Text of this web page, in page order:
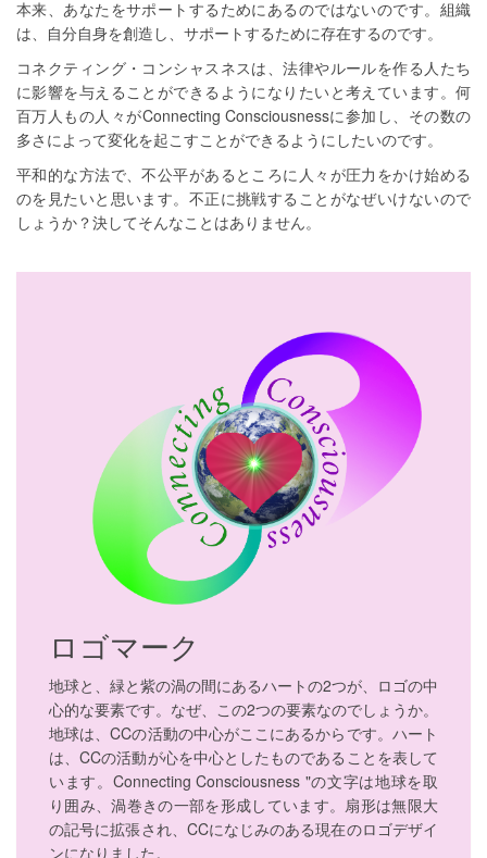
本来、あなたをサポートするためにあるのではないのです。組織
は、自分自身を創造し、サポートするために存在するのです。
コネクティング・コンシャスネスは、法律やルールを作る人たち
に影響を与えることができるようになりたいと考えています。何
百万人もの人々がConnecting Consciousnessに参加し、その数の
多さによって変化を起こすことができるようにしたいのです。
平和的な方法で、不公平があるところに人々が圧力をかけ始める
のを見たいと思います。不正に挑戦することがなぜいけないので
しょうか？決してそんなことはありません。
ロゴマーク
地球と、緑と紫の渦の間にあるハートの2つが、ロゴの中
心的な要素です。なぜ、この2つの要素なのでしょうか。
地球は、CCの活動の中心がここにあるからです。ハート
は、CCの活動が心を中心としたものであることを表して
います。Connecting Consciousness "の文字は地球を取
り囲み、渦巻きの一部を形成しています。扇形は無限大
の記号に拡張され、CCになじみのある現在のロゴデザイ
ンになりました。